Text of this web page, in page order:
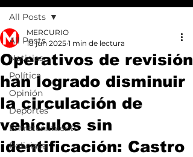
All Posts
Noticias
Política
Opinión
Deportes
Entretenimiento
Policiaca
All Posts
Operativos de revisión
han logrado disminuir
la circulación de
vehículos sin
identificación: Castro
MERCURIO
18 jun 2025 1 min de lectura